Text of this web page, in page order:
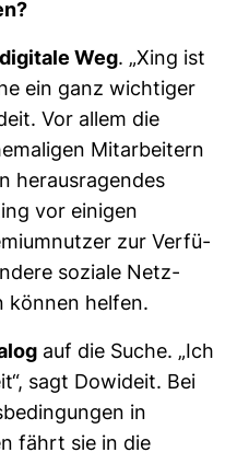
digi­tale Weg. „Xing ist
ein ganz wich­tiger
Vor allem die
Mit­ar­bei­tern
her­aus­ra­gendes
vor einigen
zur Ver­fü­
soziale Netz­
können helfen.
auf die Suche. „Ich
sagt Dowi­deit. Bei
in
fährt sie in die